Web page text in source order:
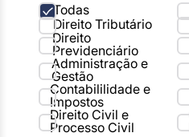
Todas
Direito Tributário
Direito
Previdenciário
Administração e
Gestão
Contabililidade e
Impostos
Direito Civil e
Processo Civil